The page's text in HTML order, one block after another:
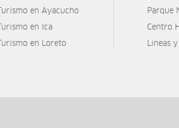
Turismo en Ayacucho
Turismo en Ica
Turismo en Loreto
Parque
Centro
Líneas